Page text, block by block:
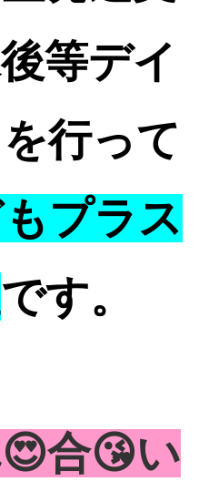
等デイ
行って
プラス
です。
合😘い